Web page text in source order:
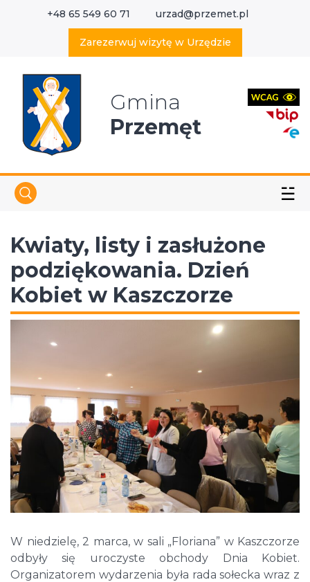
+48 65 549 60 71 urzad@przemet.pl
Zarezerwuj wizytę w Urzędzie
Gmina
Przemęt
☱
Kwiaty, listy i zasłużone
podziękowania. Dzień
Kobiet w Kaszczorze
W niedzielę, 2 marca, w sali „Floriana” w Kaszczorze
odbyły się uroczyste obchody Dnia Kobiet.
Organizatorem wydarzenia była rada sołecka wraz z
Wyszukaj w serwisie